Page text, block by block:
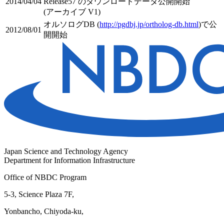
(アーカイブ V1)
2012/08/01
オルソログDB (http://pgdbj.jp/ortholog-db.html)で公
開開始
Japan Science and Technology Agency
Department for Information Infrastructure
Office of NBDC Program
5-3, Science Plaza 7F,
Yonbancho, Chiyoda-ku,